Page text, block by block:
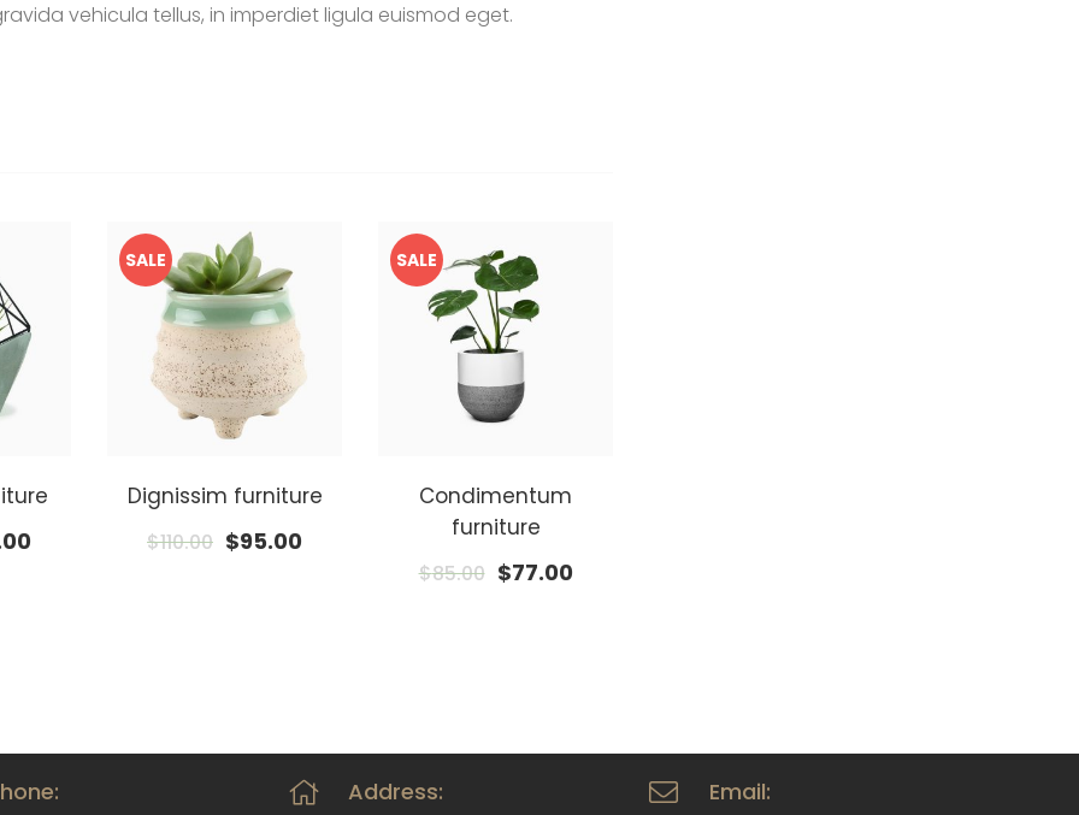
vehicula tellus, in imperdiet ligula euismod eget.
SALE
Dignissim furniture
$110.00 $95.00
SALE
Condimentum
furniture
$85.00 $77.00
Address: Email: